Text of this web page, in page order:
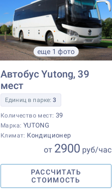
еще 1 фото
Автобус Yutong, 39
мест
Единиц в парке:3
Количество мест: 39
Марка: YUTONG
Климат: Кондиционер
от 2900 руб/час
РАССЧИТАТЬ
СТОИМОСТЬ